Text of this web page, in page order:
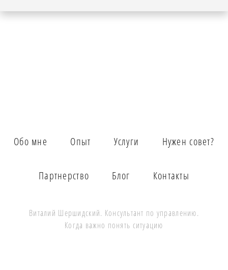
Обо мне Опыт Услуги Нужен совет?
Партнерство Блог Контакты
Виталий Шершидский. Консультант по управлению.
Когда важно понять ситуацию